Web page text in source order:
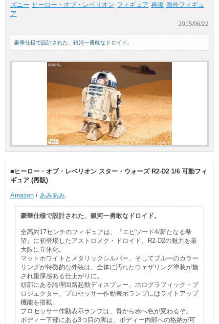
ズニー ヒーロー・オブ・レベリオン フィギュア 再販 海外フィギュ
ア
2015/06/22
豪華仕様で設計された、銀河一勇敢なドロイド。
■ヒーロー・オブ・レベリオン スター・ウォーズ R2-D2 1/6 可動フィ
ギュア (再販)
Amazon / あみあみ
豪華仕様で設計された、銀河一勇敢なドロイド。
全高約17センチのフィギュアは、『エピソード4/新たなる希
望』に初登場したアストロメク・ドロイド、R2-D2の魅力を最
大限に立体化。
マットホワイトとメタリックシルバー、そしてブルーのカラー
リングが特徴的な外装は、全体に汚れたウェザリング塗装が施
され重厚感ある仕上がりに。
頭部にある論理回路起動ディスプレー、ホログラフィック・プ
ロジェクター、プロセッサー作動表示ランプにはライトアップ
機能を搭載。
プロセッサー作動表示ランプは、青から赤へ色が変わるぞ。
ボディー下部にある3つ目の脚は、ボディー内部への格納が可